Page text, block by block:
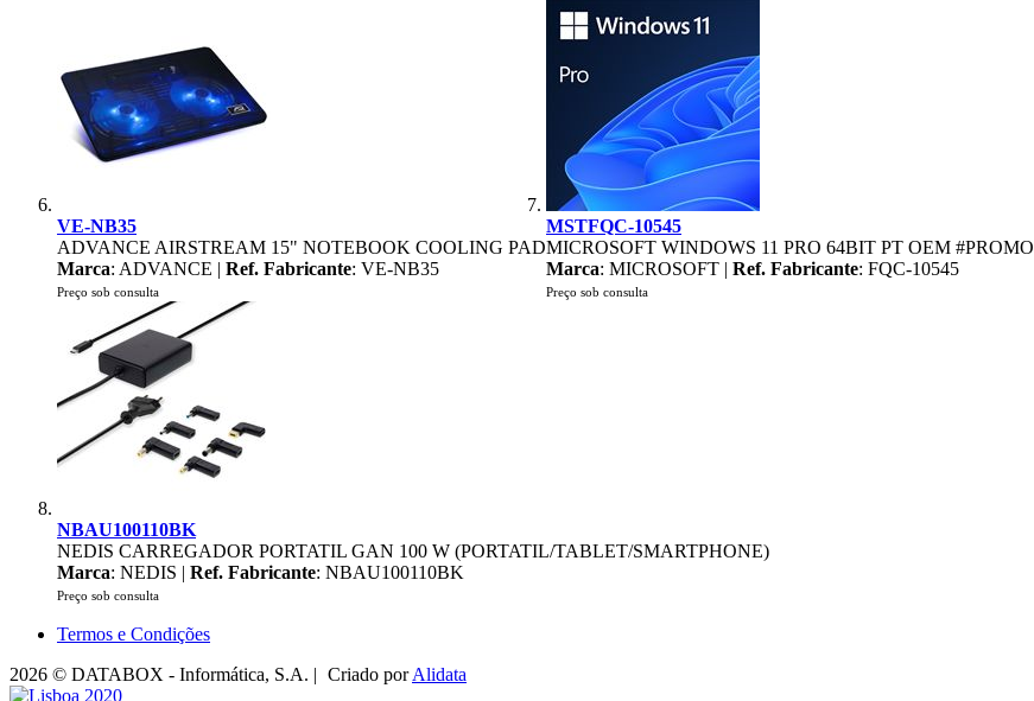
VE-NB35
ADVANCE AIRSTREAM 15" NOTEBOOK COOLING PAD
Marca: ADVANCE | Ref. Fabricante: VE-NB35
Preço sob consulta
MSTFQC-10545
MICROSOFT WINDOWS 11 PRO 64BIT PT OEM #PROMO
Marca: MICROSOFT | Ref. Fabricante: FQC-10545
Preço sob consulta
NBAU100110BK
NEDIS CARREGADOR PORTATIL GAN 100 W (PORTATIL/TABLET/SMARTPHONE)
Marca: NEDIS | Ref. Fabricante: NBAU100110BK
Preço sob consulta
Termos e Condições
2026 © DATABOX - Informática, S.A. | Criado porAlidata